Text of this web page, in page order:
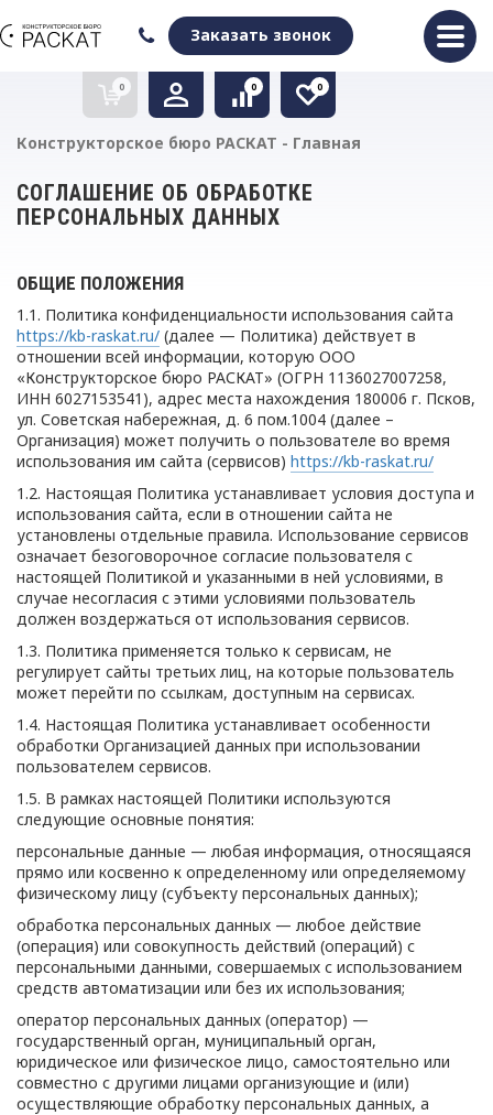
Заказать звонок
0
Очистить список сравнения
0
Очистить избранное
0
Конструкторское бюро РАСКАТ - Главная
СОГЛАШЕНИЕ ОБ ОБРАБОТКЕ
ПЕРСОНАЛЬНЫХ ДАННЫХ
ОБЩИЕ ПОЛОЖЕНИЯ
1.1. Политика конфиденциальности использования сайта
https://kb-raskat.ru/ (далее — Политика) действует в
отношении всей информации, которую ООО
«Конструкторское бюро РАСКАТ» (ОГРН 1136027007258,
ИНН 6027153541), адрес места нахождения 180006 г. Псков,
ул. Советская набережная, д. 6 пом.1004 (далее –
Организация) может получить о пользователе во время
использования им сайта (сервисов) https://kb-raskat.ru/
1.2. Настоящая Политика устанавливает условия доступа и
использования сайта, если в отношении сайта не
установлены отдельные правила. Использование сервисов
означает безоговорочное согласие пользователя с
настоящей Политикой и указанными в ней условиями, в
случае несогласия с этими условиями пользователь
должен воздержаться от использования сервисов.
1.3. Политика применяется только к сервисам, не
регулирует сайты третьих лиц, на которые пользователь
может перейти по ссылкам, доступным на сервисах.
1.4. Настоящая Политика устанавливает особенности
обработки Организацией данных при использовании
пользователем сервисов.
1.5. В рамках настоящей Политики используются
следующие основные понятия:
персональные данные — любая информация, относящаяся
прямо или косвенно к определенному или определяемому
физическому лицу (субъекту персональных данных);
обработка персональных данных — любое действие
(операция) или совокупность действий (операций) с
персональными данными, совершаемых с использованием
средств автоматизации или без их использования;
оператор персональных данных (оператор) —
государственный орган, муниципальный орган,
юридическое или физическое лицо, самостоятельно или
совместно с другими лицами организующие и (или)
осуществляющие обработку персональных данных, а